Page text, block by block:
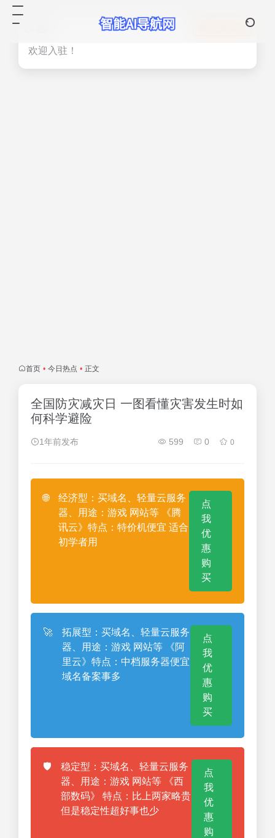
欢迎入驻！
首页 • 今日热点 • 正文
全国防灾减灾日 一图看懂灾害发生时如
何科学避险
1年前发布 599 0 0
🌐
经济型：买域名、轻量云服务
器、用途：游戏 网站等 《腾
讯云》特点：特价机便宜 适合
初学者用
点
我
优
惠
购
买
🚀
拓展型：买域名、轻量云服务
器、用途：游戏 网站等 《阿
里云》特点：中档服务器便宜
域名备案事多
点
我
优
惠
购
买
🛡️
稳定型：买域名、轻量云服务
器、用途：游戏 网站等 《西
部数码》 特点：比上两家略贵
但是稳定性超好事也少
点
我
优
惠
购